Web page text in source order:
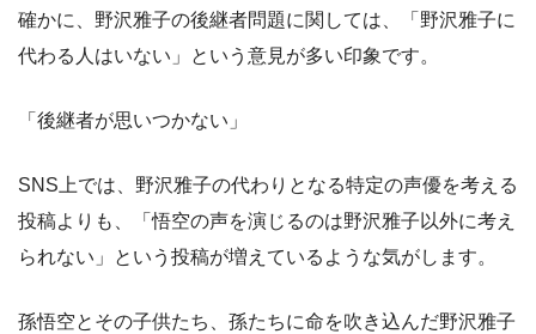
確かに、野沢雅子の後継者問題に関しては、「野沢雅子に
代わる人はいない」という意見が多い印象です。
「後継者が思いつかない」
SNS上では、野沢雅子の代わりとなる特定の声優を考える
投稿よりも、「悟空の声を演じるのは野沢雅子以外に考え
られない」という投稿が増えているような気がします。
孫悟空とその子供たち、孫たちに命を吹き込んだ野沢雅子